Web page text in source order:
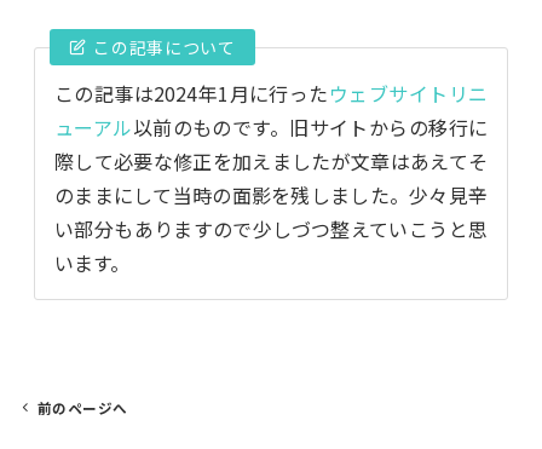
この記事について
この記事は2024年1月に行ったウェブサイトリニ
ューアル以前のものです。旧サイトからの移行に
際して必要な修正を加えましたが文章はあえてそ
のままにして当時の面影を残しました。少々見辛
い部分もありますので少しづつ整えていこうと思
います。
前のページへ